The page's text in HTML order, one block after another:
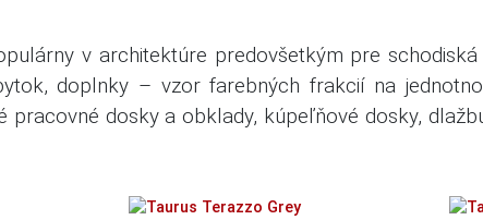
v architektúre predovšetkým pre
doplnky – vzor farebných frakcií na
dosky a obklady, kúpeľňové dosky,